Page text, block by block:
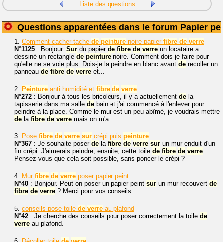
Liste des questions
Questions apparentées dans le forum Papier
1. Comment cacher tache de peinture noire papier fibre de verre
N°1125 : Bonjour. Sur du papier de fibre de verre un locataire a
dessiné un rectangle de peinture noire. Comment dois-je faire pour
qu'elle ne se voie plus. Dois-je la peindre en blanc avant de recoller un
panneau de fibre de verre et...
2. Peinture anti humidité et fibre de verre
N°272 : Bonjour à tous les bricoleurs, il y a actuellement de la
tapisserie dans ma salle de bain et j'ai commencé à l'enlever pour
peindre à la place. Comme le mur est un peu abîmé, je voudrais mettre
de la fibre de verre mais on m'a...
3. Pose fibre de verre sur crépi puis peinture
N°367 : Je souhaite poser de la fibre de verre sur un mur enduit d'un
fin crépi. J'aimerais peindre, ensuite, cette toile de fibre de verre.
Pensez-vous que cela soit possible, sans poncer le crépi ?
4. Mur fibre de verre poser papier peint
N°40 : Bonjour. Peut-on poser un papier peint sur un mur recouvert de
fibre de verre ? Merci pour vos conseils.
5. conseils pose toile de verre au plafond
N°42 : Je cherche des conseils pour poser correctement la toile de
verre au plafond.